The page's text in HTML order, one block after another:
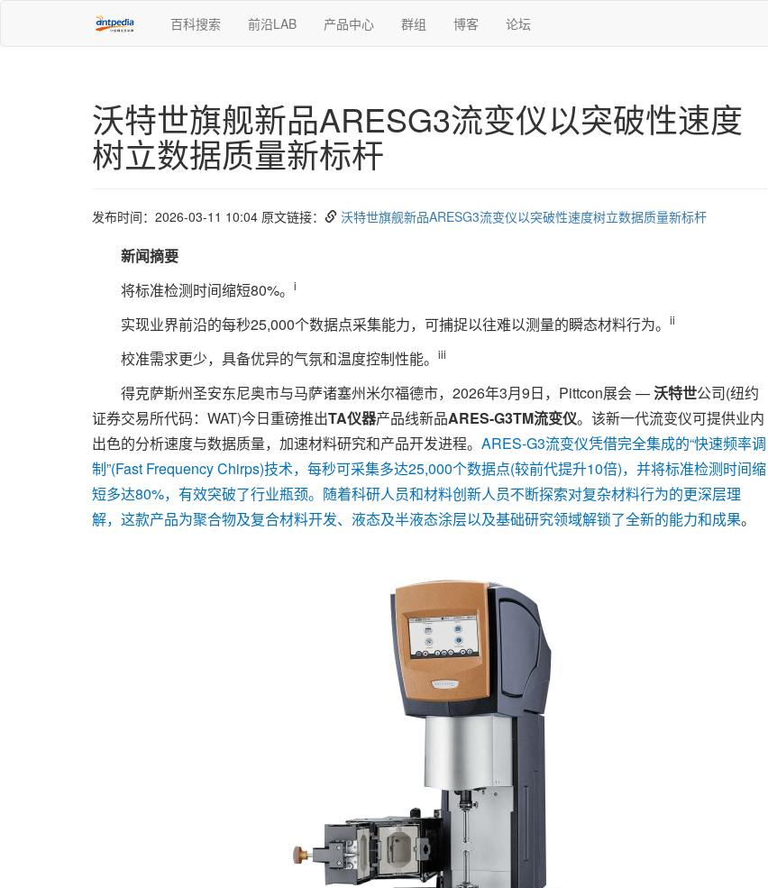
百科搜索 前沿LAB 产品中心 群组 博客 论坛
沃特世旗舰新品ARESG3流变仪以突破性速度
树立数据质量新标杆
发布时间：2026-03-11 10:04 原文链接： 沃特世旗舰新品ARESG3流变仪以突破性速度树立数据质量新标杆
新闻摘要
将标准检测时间缩短80%。 i
实现业界前沿的每秒25,000个数据点采集能力，可捕捉以往难以测量的瞬态材料行为。 ii
校准需求更少，具备优异的气氛和温度控制性能。 iii
得克萨斯州圣安东尼奥市与马萨诸塞州米尔福德市，2026年3月9日，Pittcon展会 —沃特世公司(纽约
证券交易所代码：WAT)今日重磅推出TA仪器产品线新品ARES-G3TM流变仪。该新一代流变仪可提供业内
出色的分析速度与数据质量，加速材料研究和产品开发进程。 ARES-G3流变仪凭借完全集成的“快速频率调
制”(Fast Frequency Chirps)技术，每秒可采集多达25,000个数据点(较前代提升10倍)，并将标准检测时间缩
短多达80%，有效突破了行业瓶颈。随着科研人员和材料创新人员不断探索对复杂材料行为的更深层理
解，这款产品为聚合物及复合材料开发、液态及半液态涂层以及基础研究领域解锁了全新的能力和成果。